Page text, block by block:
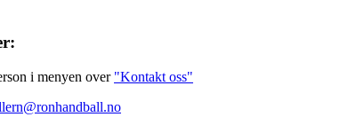
i menyen over "Kontakt oss"